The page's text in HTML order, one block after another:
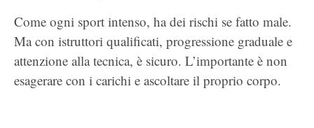
Come ogni sport intenso, ha dei rischi se fatto male.
Ma con istruttori qualificati, progressione graduale e
attenzione alla tecnica, è sicuro. L’importante è non
esagerare con i carichi e ascoltare il proprio corpo.